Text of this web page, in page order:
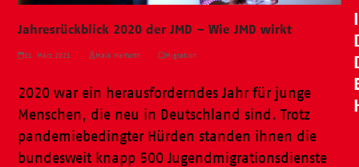
Jahresrückblick 2020 der JMD – Wie JMD wirkt
31. März 2021 Maik Herfurth Migration
2020 war ein herausforderndes Jahr für junge
Menschen, die neu in Deutschland sind. Trotz
pandemiebedingter Hürden standen ihnen die
bundesweit knapp 500 Jugendmigrationsdienste